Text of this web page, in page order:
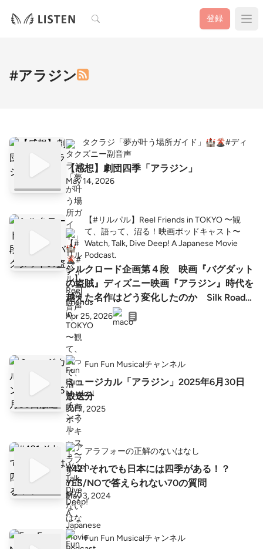
検索 登録
#アラジン
タクラジ「夢が叶う場所ガイド」🏰🌋#ディ
ズニー副音声
【感想】劇団四季「アラジン」
May 14, 2026
【#リルパル】Reel Friends in TOKYO 〜観
て、語って、沼る！映画ポッドキャスト〜
Watch, Talk, Dive Deep! A Japanese Movie
Podcast.
シルクロード企画第４段 映画『バグダット
の盗賊』ディズニー映画『アラジン』時代を
越えた名作はどう変化したのか Silk Road
Series Vol.4: Same Wish, Different World
Apr 25, 2026
Fun Fun Musicalチャンネル
ミュージカル「アラジン」2025年6月30日
放送分
Jul 7, 2025
アラフォーの正解のないはなし
#421 それでも日本には四季がある！？
YES/NOで答えられない70の質問
May 3, 2024
Fun Fun Musicalチャンネル